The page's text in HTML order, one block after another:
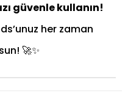
güvenle kullanın!
her zaman
🚀✨